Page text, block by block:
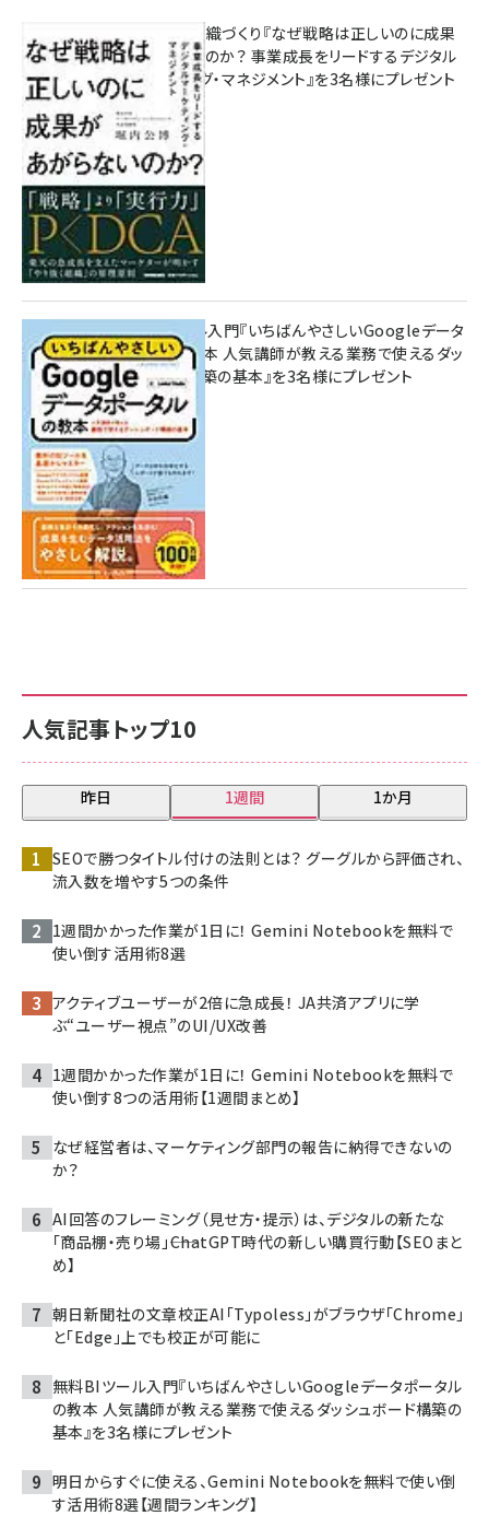
人気記事トップ10
昨日 1週間 1か月
SEOで勝つタイトル付けの法則とは？ グーグルから評価され、
流入数を増やす5つの条件
1週間かかった作業が1日に！ Gemini Notebookを無料で
使い倒す活用術8選
アクティブユーザーが2倍に急成長！ JA共済アプリに学
ぶ“ユーザー視点”のUI/UX改善
1週間かかった作業が1日に！ Gemini Notebookを無料で
使い倒す8つの活用術【1週間まとめ】
なぜ経営者は、マーケティング部門の報告に納得できないの
か？
AI回答のフレーミング（見せ方・提示）は、デジタルの新たな
「商品棚・売り場」――ChatGPT時代の新しい購買行動【SEOまと
め】
朝日新聞社の文章校正AI「Typoless」がブラウザ「Chrome」
と「Edge」上でも校正が可能に
無料BIツール入門『いちばんやさしいGoogleデータポータル
の教本 人気講師が教える業務で使えるダッシュボード構築の
基本』を3名様にプレゼント
明日からすぐに使える、Gemini Notebookを無料で使い倒
す活用術8選【週間ランキング】
成果を生む組織づくり『なぜ戦略は正しいのに成果
があがらないのか？ 事業成長をリードするデジタル
マーケティング・マネジメント』を3名様にプレゼント
10:00
無料BIツール入門『いちばんやさしいGoogleデータ
ポータルの教本 人気講師が教える業務で使えるダッ
シュボード構築の基本』を3名様にプレゼント
7月31日 10:00